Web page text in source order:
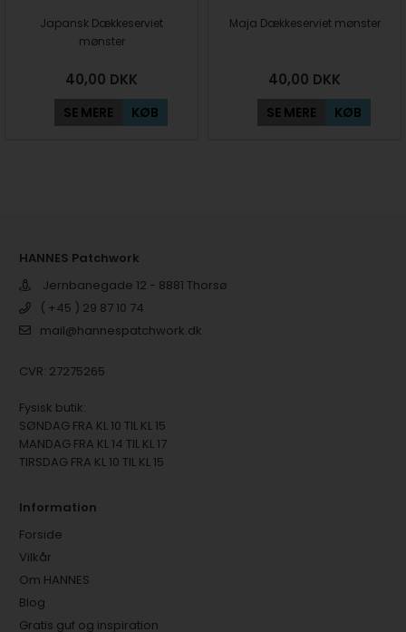
Japansk Dækkeserviet
mønster
40,00 DKK
SE MERE KØB
Maja Dækkeserviet mønster
40,00 DKK
SE MERE KØB
HANNES Patchwork
Jernbanegade 12 - 8881 Thorsø
( +45 ) 29 87 10 74
mail@hannespatchwork.dk
CVR: 27275265
Fysisk butik:
SØNDAG FRA KL 10 TIL KL 15
MANDAG FRA KL 14 TIL KL 17
TIRSDAG FRA KL 10 TIL KL 15
Information
Forside
Vilkår
Om HANNES
Blog
Gratis guf og inspiration